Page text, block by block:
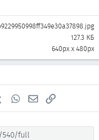
127.3 КБ
640px x 480px
Tumblr WhatsAppЭлектронная почта
Ссылка